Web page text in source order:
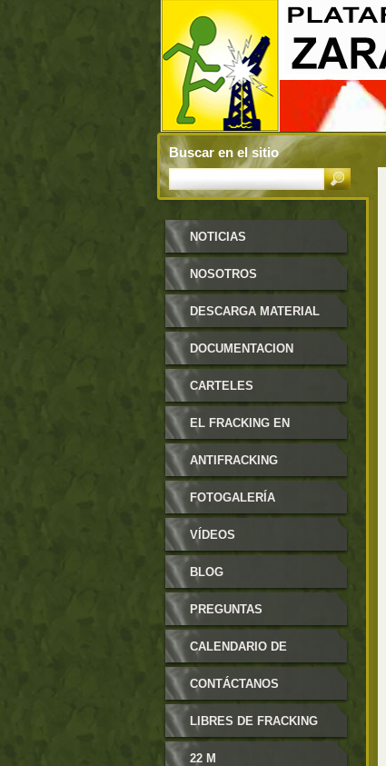
NOTICIAS
NOSOTROS
DESCARGA MATERIAL
DOCUMENTACION
CARTELES
MODIFICABLES
EL FRACKING EN
ARAGÓN
ANTIFRACKING
FOTOGALERÍA
VÍDEOS
BLOG
PREGUNTAS
FRECUENTES
CALENDARIO DE
EVENTOS
CONTÁCTANOS
LIBRES DE FRACKING
22 M
Buscar en el sitio